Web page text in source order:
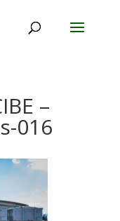
–
016